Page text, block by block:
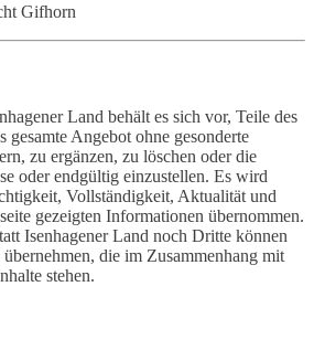
Gifhorn
Land behält es sich vor, Teile des
gesamte Angebot ohne gesonderte
zu ergänzen, zu löschen oder die
oder endgültig einzustellen. Es wird
Vollständigkeit, Aktualität und
gezeigten Informationen übernommen.
Isenhagener Land noch Dritte können
die im Zusammenhang mit
stehen.